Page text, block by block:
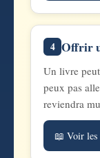
4 Offrir
Un livre
peux pas
reviendra
📖 Voir